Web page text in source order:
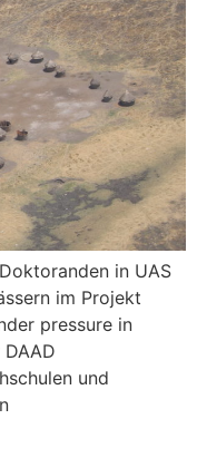
in UAS
im Projekt
pressure in
und